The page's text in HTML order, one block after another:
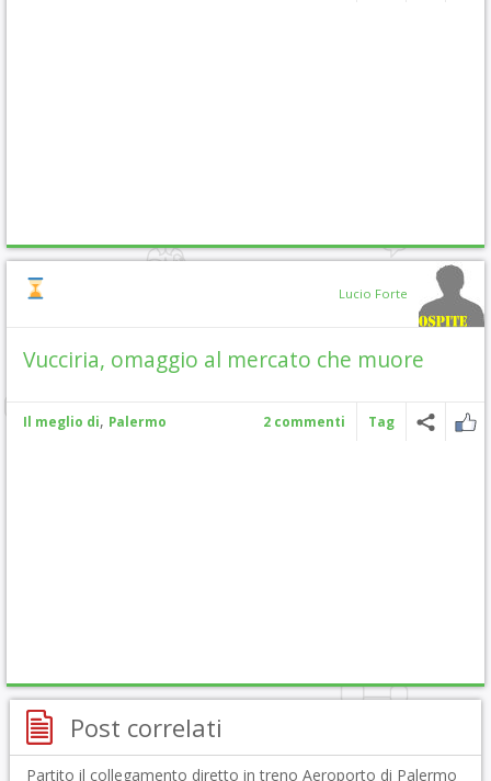
Lucio Forte
Vucciria, omaggio al mercato che muore
Il meglio di, Palermo 2 commenti Tag
Post correlati
Partito il collegamento diretto in treno Aeroporto di Palermo